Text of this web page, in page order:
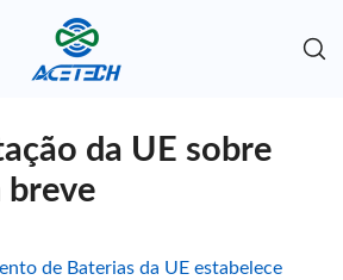
da UE sobre
breve
de Baterias da UE estabelece